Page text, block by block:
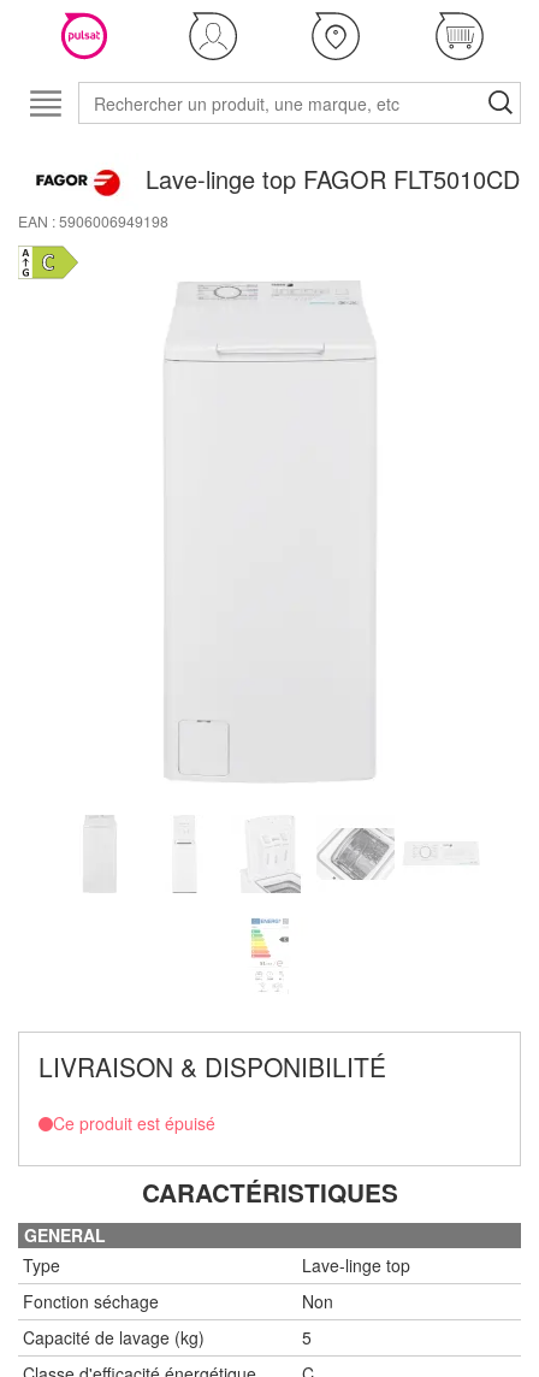
Lave-linge top FAGOR FLT5010CD
EAN : 5906006949198
LIVRAISON & DISPONIBILITÉ
Ce produit est épuisé
CARACTÉRISTIQUES
GENERAL
Type
Lave-linge top
Fonction séchage
Non
Capacité de lavage (kg)
5